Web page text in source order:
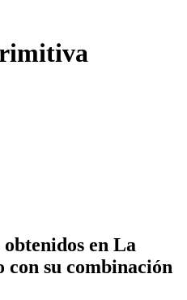
en La
su combinación